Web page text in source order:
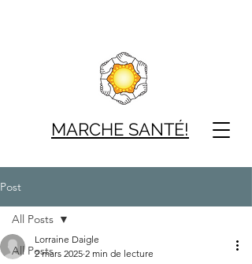
MARCHE SANTÉ!
Post
All Posts
All Posts
Lorraine Daigle
2 mars 2025 2 min de lecture